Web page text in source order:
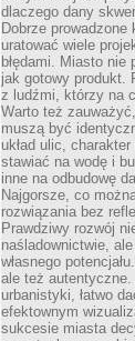
dlaczego dany
Dobrze prowadzone
uratować wiele
błędami. Miasto
jak gotowy produkt.
z ludźmi, którzy na
Warto też
muszą być
układ ulic,
stawiać na wodę i
inne na odbudowę
Najgorsze, co
rozwiązania bez
Prawdziwy rozwój
naśladownictwie,
własnego
ale też
urbanistyki, łatwo
efektownym
sukcesie miasta